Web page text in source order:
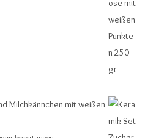
Milchkännchen mit weißen